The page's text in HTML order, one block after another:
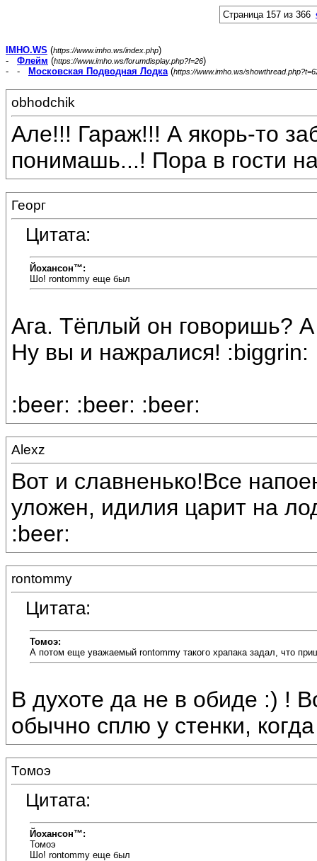
Страница 157 из 366
IMHO.WS (https://www.imho.ws/index.php)
- Флейм (https://www.imho.ws/forumdisplay.php?f=26)
- -
Московская Подводная Лодка(https://www.imho.ws/
obhodchik
Але!!! Гараж!!! А якорь-то
понимашь...! Пора в гости
Георг
Цитата:
Йохансон™:
Шо! rontommy еще был
Ага. Тёплый он говоришь?
Ну вы и нажралися! :biggrin:
:beer: :beer: :beer:
Alexz
Вот и славненько!Все
уложен, идилия царит на
:beer:
rontommy
Цитата:
Томоэ:
А потом еще уважаемый rontommy такого храпака задал, что
В духоте да не в обиде :) !
обычно сплю у стенки,
Томоэ
Цитата:
Йохансон™:
Томоэ
Шо! rontommy еще был